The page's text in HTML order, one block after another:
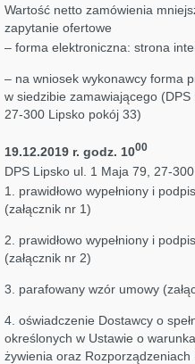
Wartość netto zamówienia
zapytanie ofertowe
– forma elektroniczna: strona
– na wniosek wykonawcy forma
w siedzibie zamawiającego (DPS
27-300 Lipsko pokój 33)
19.12.2019 r. godz. 1000
DPS Lipsko ul. 1 Maja 79, 27-
1. prawidłowo wypełniony i
(załącznik nr 1)
2. prawidłowo wypełniony i
(załącznik nr 2)
3. parafowany wzór umowy
4. oświadczenie Dostawcy o
określonych w Ustawie o
żywienia oraz Rozporządzeniach